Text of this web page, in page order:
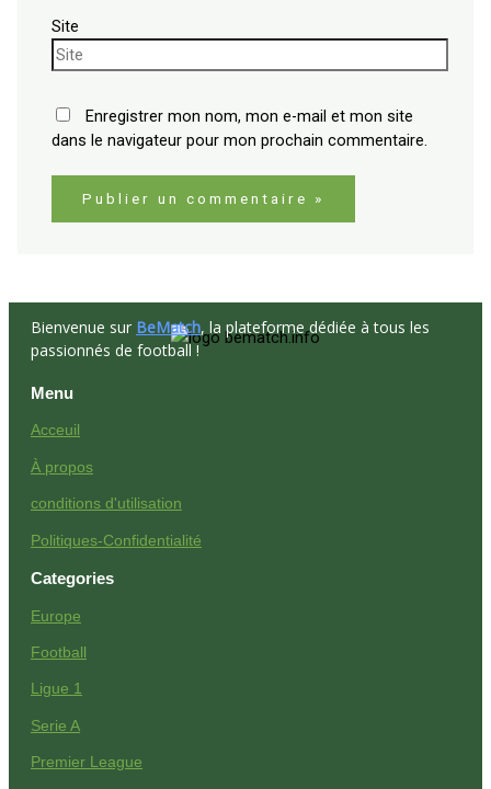
Site
Enregistrer mon nom, mon e-mail et mon site
dans le navigateur pour mon prochain commentaire.
Bienvenue sur BeMatch, la plateforme dédiée à tous les
passionnés de football !
Menu
Acceuil
À propos
conditions d'utilisation
Politiques-Confidentialité
Categories
Europe
Football
Ligue 1
Serie A
Premier League